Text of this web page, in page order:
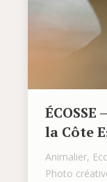
la Côte
Animalier,
Photo